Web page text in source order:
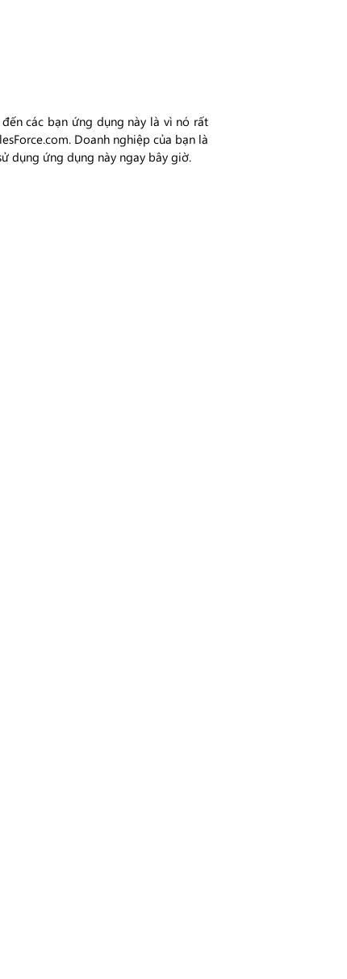
các bạn ứng dụng này là vì nó rất
Doanh nghiệp của bạn là
dụng ứng dụng này ngay bây giờ.